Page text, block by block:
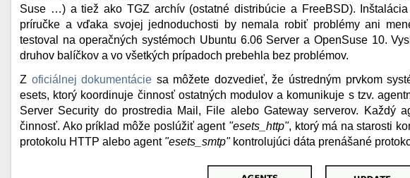
Suse …) a tiež ako TGZ archív (ostatné distribúcie a FreeBSD).
príručke a vďaka svojej jednoduchosti by nemala robiť problémy ani
testoval na operačných systémoch Ubuntu 6.06 Server a OpenSuse 10.
druhov balíčkov a vo všetkých prípadoch prebehla bez problémov.
Z oficiálnej dokumentácie sa môžete dozvedieť, že ústredným prvkom
esets, ktorý koordinuje činnosť ostatných modulov a komunikuje s tzv.
Server Security do prostredia Mail, File alebo Gateway serverov. Každý
činnosť. Ako príklad môže poslúžiť agent "esets_http", ktorý má na starosti
protokolu HTTP alebo agent "esets_smtp"kontrolujúci dáta prenášané